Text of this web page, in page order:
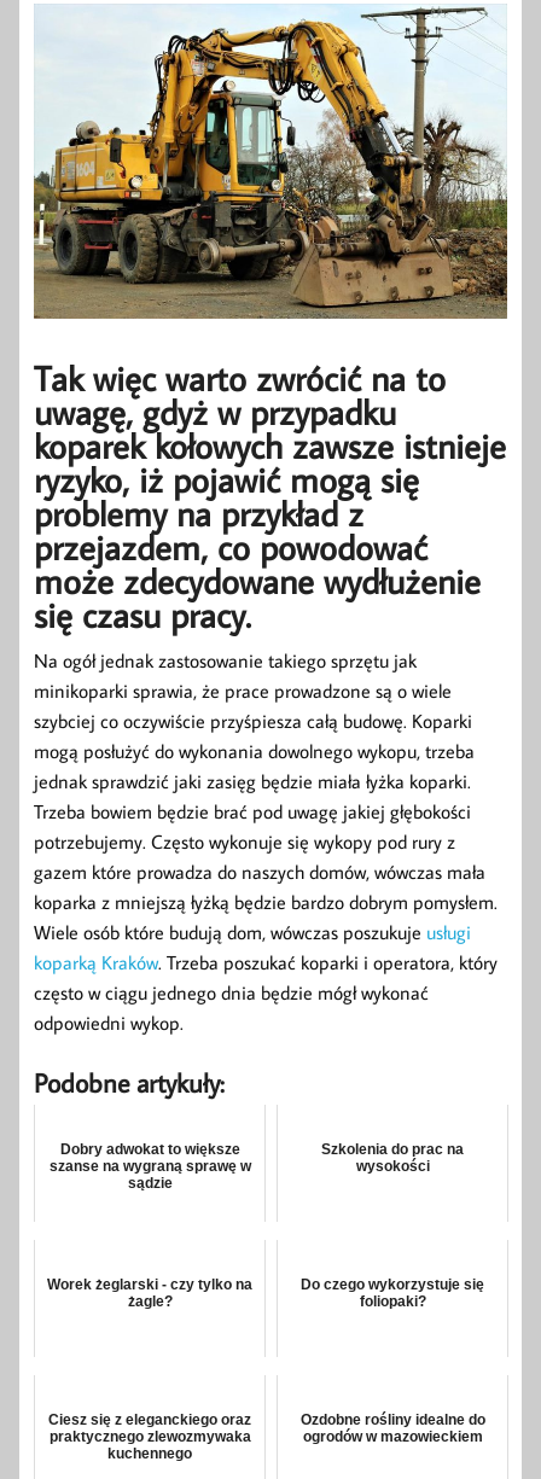
Tak więc warto zwrócić na to
uwagę, gdyż w przypadku
koparek kołowych zawsze istnieje
ryzyko, iż pojawić mogą się
problemy na przykład z
przejazdem, co powodować
może zdecydowane wydłużenie
się czasu pracy.
Na ogół jednak zastosowanie takiego sprzętu jak
minikoparki sprawia, że prace prowadzone są o wiele
szybciej co oczywiście przyśpiesza całą budowę. Koparki
mogą posłużyć do wykonania dowolnego wykopu, trzeba
jednak sprawdzić jaki zasięg będzie miała łyżka koparki.
Trzeba bowiem będzie brać pod uwagę jakiej głębokości
potrzebujemy. Często wykonuje się wykopy pod rury z
gazem które prowadza do naszych domów, wówczas mała
koparka z mniejszą łyżką będzie bardzo dobrym pomysłem.
Wiele osób które budują dom, wówczas poszukuje usługi
koparką Kraków. Trzeba poszukać koparki i operatora, który
często w ciągu jednego dnia będzie mógł wykonać
odpowiedni wykop.
Podobne artykuły:
Dobry adwokat to większe
szanse na wygraną sprawę w
sądzie
Szkolenia do prac na
wysokości
Worek żeglarski - czy tylko na
żagle?
Do czego wykorzystuje się
foliopaki?
Ciesz się z eleganckiego oraz
praktycznego zlewozmywaka
kuchennego
Ozdobne rośliny idealne do
ogrodów w mazowieckiem